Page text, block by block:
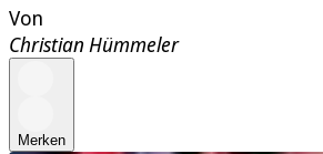
Von
Christian Hümmeler
Merken